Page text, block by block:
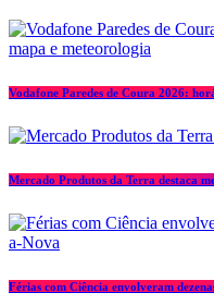
Vodafone Paredes de Coura 2026:
Mercado Produtos da Terra destaca
Férias com Ciência envolveram